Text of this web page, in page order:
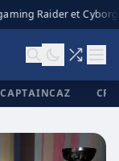
Raider et
CAPTAINCAZ